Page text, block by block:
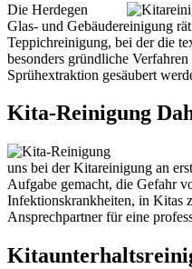
Die Herdegen
Glas- und Gebäudereinigung
Teppichreinigung, bei der die
besonders gründliche
Sprühextraktion gesäubert
Kita-Reinigung
uns bei der Kitareinigung an
Aufgabe gemacht, die Gefahr
Infektionskrankheiten, in Kitas
Ansprechpartner für eine